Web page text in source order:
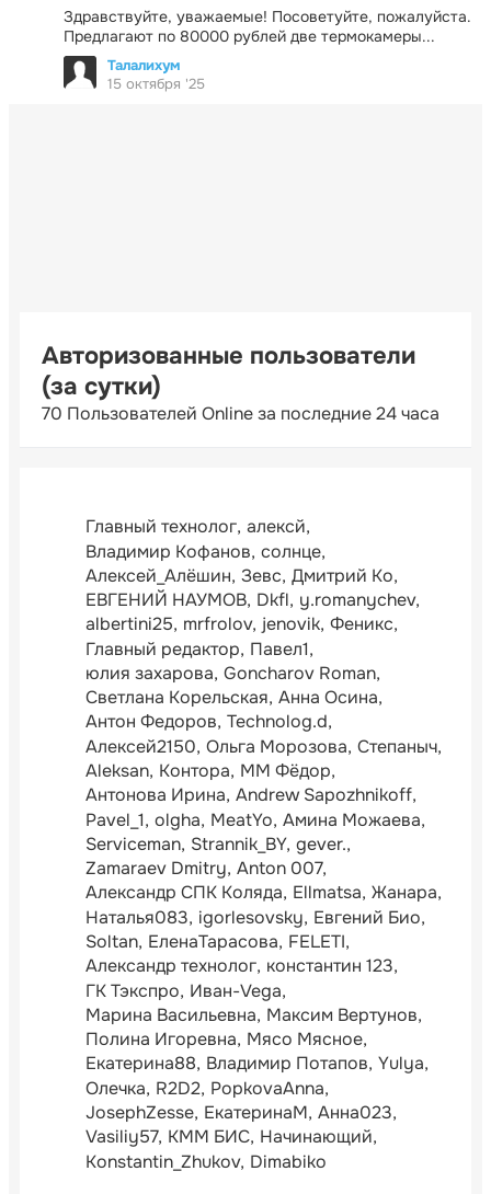
Здравствуйте, уважаемые! Посоветуйте, пожалуйста.
Предлагают по 80000 рублей две термокамеры...
Талалихум
15 октября '25
Авторизованные пользователи
(за сутки)
70 Пользователей Online за последние 24 часа
Главный технолог алексй
Владимир Кофанов солнце
Алексей_Алёшин Зевс Дмитрий Ко
ЕВГЕНИЙ НАУМОВ Dkfl y.romanychev
albertini25 mrfrolov jenovik Феникс
Главный редактор Павел1
юлия захарова Goncharov Roman
Светлана Корельская Анна Осина
Антон Федоров Technolog.d
Алексей2150 Ольга Морозова Степаныч
Aleksan Контора ММ Фёдор
Антонова Ирина Andrew Sapozhnikoff
Pavel_1 olgha MeatYo Амина Можаева
Serviceman Strannik_BY gever.
Zamaraev Dmitry Anton 007
Александр СПК Коляда Ellmatsa Жанара
Наталья083 igorlesovsky Евгений Био
Soltan ЕленаТарасова FELETI
Александр технолог константин 123
ГК Тэкспро Иван-Vega
Марина Васильевна Максим Вертунов
Полина Игоревна Мясо Мясное
Екатерина88 Владимир Потапов Yulya
Олечка R2D2 PopkovaAnna
JosephZesse ЕкатеринаМ Анна023
Vasiliy57 КММ БИС Начинающий
Konstantin_Zhukov Dimabiko